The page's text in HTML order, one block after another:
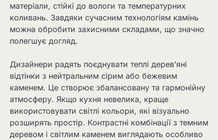
матеріали, стійкі до вологи та температурних
коливань. Завдяки сучасним технологіям камінь
можна обробити захисними складами, що значно
полегшує догляд.
Дизайнери радять поєднувати теплі дерев’яні
відтінки з нейтральним сірим або бежевим
каменем. Це створює збалансовану та гармонійну
атмосферу. Якщо кухня невелика, краще
використовувати світлі кольори, які візуально
розширять простір. Контрастні комбінації з темним
деревом і світлим каменем виглядають особливо